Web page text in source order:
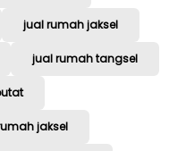
jual rumah jaksel
jual rumah tangsel
jaksel